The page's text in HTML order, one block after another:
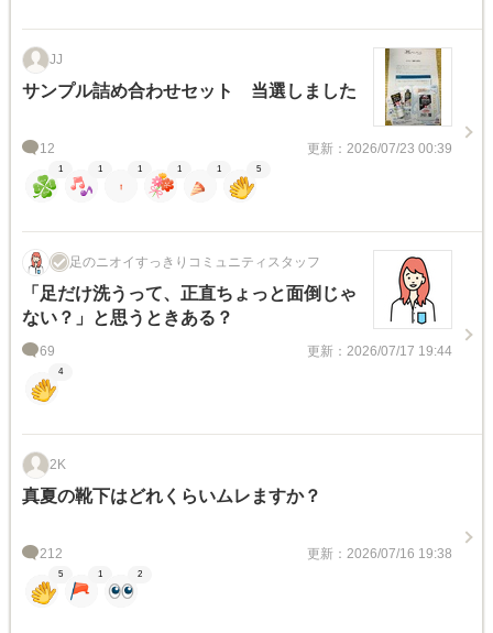
JJ
サンプル詰め合わせセット 当選しました
12 更新：2026/07/23 00:39
1 1 1 1 1 5
足のニオイすっきりコミュニティスタッフ
「足だけ洗うって、正直ちょっと面倒じゃ
ない？」と思うときある？
69 更新：2026/07/17 19:44
4
2K
真夏の靴下はどれくらいムレますか？
212 更新：2026/07/16 19:38
5 1 2